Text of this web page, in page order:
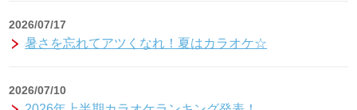
2026/07/17
暑さを忘れてアツくなれ！夏はカラオケ☆
2026/07/10